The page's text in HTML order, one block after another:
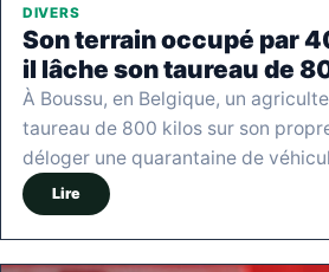
DIVERS
Son terrain occupé par
il lâche son taureau de
À Boussu, en Belgique, un
taureau de 800 kilos sur son
déloger une quarantaine de
Lire